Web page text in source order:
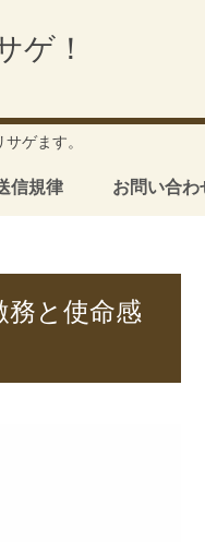
ゲ！
ゲます。
信規律 お問い合わ
務と使命感